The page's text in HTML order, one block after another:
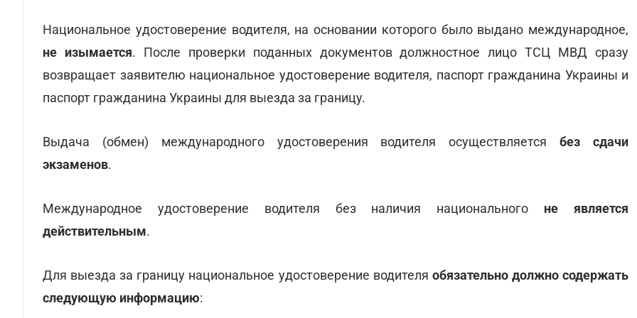
Национальное удостоверение водителя, на основании которого было выдано международное,
не изымается. После проверки поданных документов должностное лицо ТСЦ МВД сразу
возвращает заявителю национальное удостоверение водителя, паспорт гражданина Украины и
паспорт гражданина Украины для выезда за границу.
Выдача (обмен) международного удостоверения водителя осуществляется без сдачи
экзаменов.
Международное удостоверение водителя без наличия национального не является
действительным.
Для выезда за границу национальное удостоверение водителя обязательно должно содержать
следующую информацию: